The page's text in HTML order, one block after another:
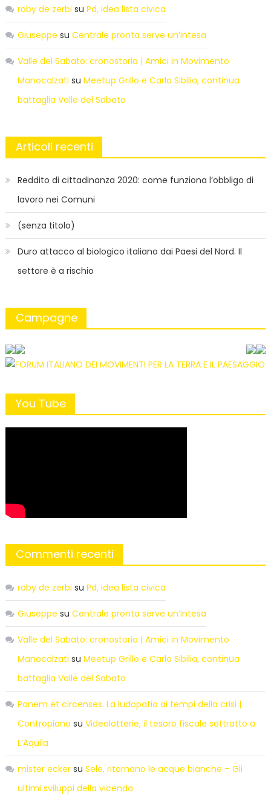
roby de zerbi su Pd, idea lista civica
Giuseppe su Centrale pronta serve un’intesa
Valle del Sabato: cronostoria | Amici in Movimento
Manocalzati su Meetup Grillo e Carlo Sibilia, continua
battaglia Valle del Sabato
Articoli recenti
Reddito di cittadinanza 2020: come funziona l’obbligo di
lavoro nei Comuni
(senza titolo)
Duro attacco al biologico italiano dai Paesi del Nord. Il
settore è a rischio
Campagne
You Tube
Commenti recenti
roby de zerbi su Pd, idea lista civica
Giuseppe su Centrale pronta serve un’intesa
Valle del Sabato: cronostoria | Amici in Movimento
Manocalzati su Meetup Grillo e Carlo Sibilia, continua
battaglia Valle del Sabato
Panem et circenses. La ludopatia ai tempi della crisi |
Contropiano su Videolotterie, il tesoro fiscale sottratto a
L’Aquila
mister eckersu Sele, ritornano le acque bianche – Gli
ultimi sviluppi della vicenda